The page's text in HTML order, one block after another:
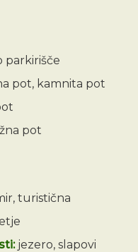
parkirišče
pot, kamnita pot
pot
turistična
jezero, slapovi